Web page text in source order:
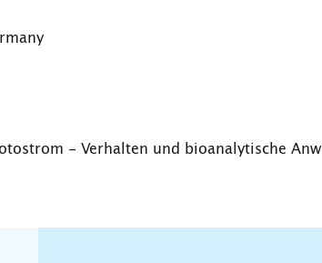
- Verhalten und bioanalytische